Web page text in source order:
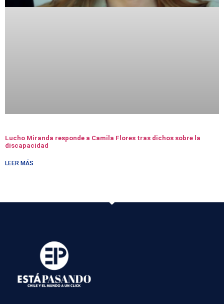
Lucho Miranda responde a Camila Flores tras dichos sobre la
discapacidad
LEER MÁS